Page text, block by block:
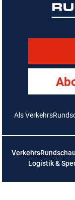
Als
Logistik &